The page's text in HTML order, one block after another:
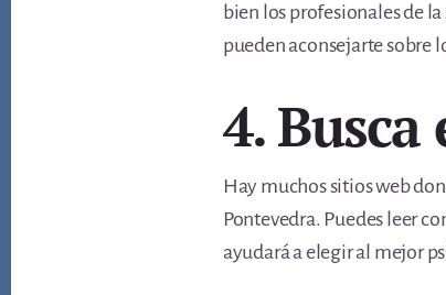
bien los profesionales de
pueden aconsejarte sobre
4.
Hay muchos sitios web
Pontevedra. Puedes leer
ayudará a elegir al mejor